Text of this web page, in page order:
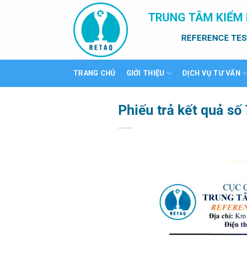
TRUNG TÂM
REFERENCE
TRANG CHỦ GIỚI THIỆU DỊCH VỤ TƯ VẤN
Phiếu trả kết quả